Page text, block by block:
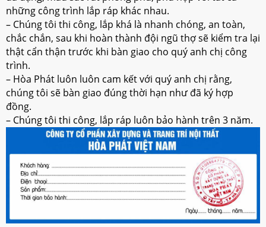
những công trình lắp ráp khác nhau.
– Chúng tôi thi công, lắp khá là nhanh chóng, an toàn,
chắc chắn, sau khi hoàn thành đội ngũ thợ sẽ kiểm tra lại
thật cẩn thận trước khi bàn giao cho quý anh chị công
trình.
– Hòa Phát luôn luôn cam kết với quý anh chị rằng,
chúng tôi sẽ bàn giao đúng thời hạn như đã ký hợp
đồng.
– Chúng tôi thi công, lắp ráp luôn bảo hành trên 3 năm.